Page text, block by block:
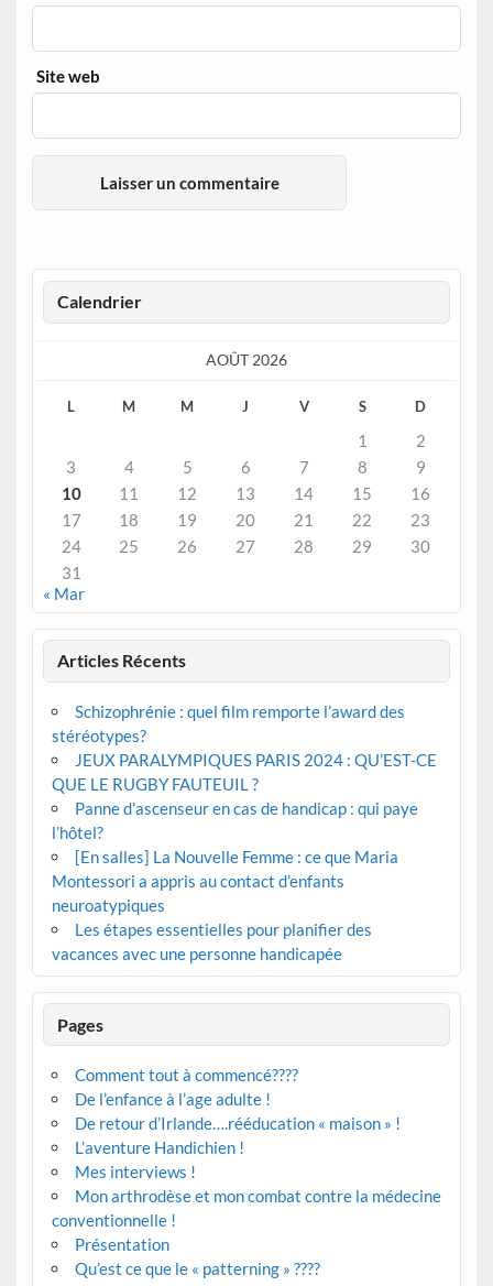
Site web
Calendrier
AOÛT 2026
L M M J V S D
1
2
3
4 5 6 7 8
9
10
11 12 13 14 15
16
17
18 19 20 21 22
23
24
25 26 27 28 29
30
31
« Mar
Articles Récents
Schizophrénie : quel film remporte l’award des
stéréotypes?
JEUX PARALYMPIQUES PARIS 2024 : QU’EST-CE
QUE LE RUGBY FAUTEUIL ?
Panne d’ascenseur en cas de handicap : qui paye
l’hôtel?
[En salles] La Nouvelle Femme : ce que Maria
Montessori a appris au contact d’enfants
neuroatypiques
Les étapes essentielles pour planifier des
vacances avec une personne handicapée
Pages
Comment tout à commencé????
De l’enfance à l’age adulte !
De retour d’Irlande….rééducation « maison » !
L’aventure Handichien !
Mes interviews !
Mon arthrodèse et mon combat contre la médecine
conventionnelle !
Présentation
Qu’est ce que le « patterning » ????